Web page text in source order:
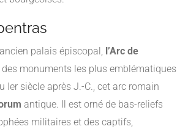
palais épiscopal, l’Arc de
des monuments les plus emblématiques
Ier siècle après J.-C., cet arc romain
antique. Il est orné de bas-reliefs
militaires et des captifs,